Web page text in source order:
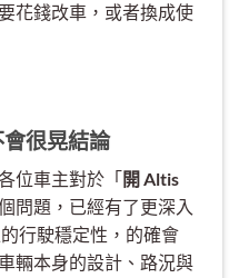
花錢改車，或者換成使
很晃結論
位車主對於「 開 Altis
問題，已經有了更深入
行駛穩定性，的確會
輛本身的設計、路況與